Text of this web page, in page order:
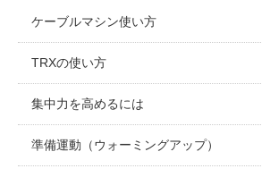
ケーブルマシン使い方
TRXの使い方
集中力を高めるには
準備運動（ウォーミングアップ）